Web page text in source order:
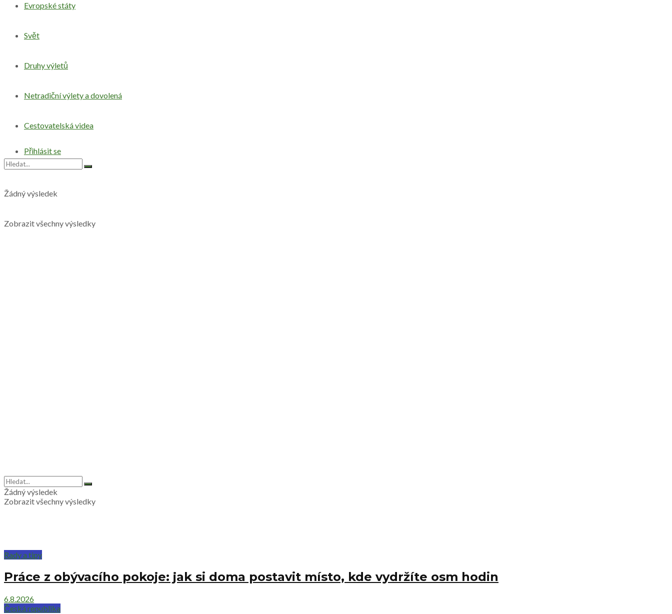
Přihlásit se
Evropské státy
Svět
Druhy výletů
Netradiční výlety a dovolená
Cestovatelská videa
Žádný výsledek
Zobrazit všechny výsledky
Žádný výsledek
Zobrazit všechny výsledky
Rady a tipy
Práce z obývacího pokoje: jak si doma postavit místo, kde vydržíte osm hodin
6.8.2026
Česká republika